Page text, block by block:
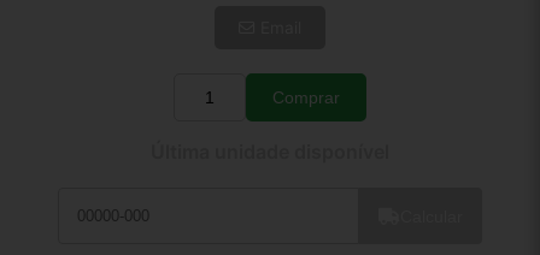
Quantidade
Comprar